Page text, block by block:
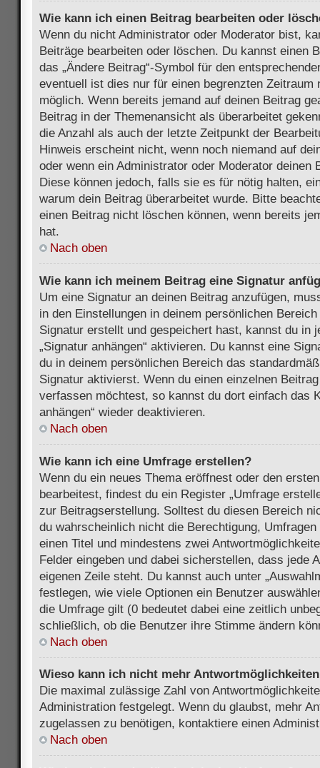
Wie kann ich einen Beitrag bearbeiten oder
Wenn du nicht Administrator oder Moderator bist,
Beiträge bearbeiten oder löschen. Du kannst einen
das „Ändere Beitrag“-Symbol für den
eventuell ist dies nur für einen begrenzten Zeitraum
möglich. Wenn bereits jemand auf deinen Beitrag
Beitrag in der Themenansicht als überarbeitet
die Anzahl als auch der letzte Zeitpunkt der
Hinweis erscheint nicht, wenn noch niemand auf
oder wenn ein Administrator oder Moderator deinen
Diese können jedoch, falls sie es für nötig halten,
warum dein Beitrag überarbeitet wurde. Bitte
einen Beitrag nicht löschen können, wenn bereits
hat.
Nach oben
Wie kann ich meinem Beitrag eine Signatur
Um eine Signatur an deinen Beitrag anzufügen,
in den Einstellungen in deinem persönlichen
Signatur erstellt und gespeichert hast, kannst du in
„Signatur anhängen“ aktivieren. Du kannst eine
du in deinem persönlichen Bereich das
Signatur aktivierst. Wenn du einen einzelnen
verfassen möchtest, so kannst du dort einfach das
anhängen“ wieder deaktivieren.
Nach oben
Wie kann ich eine Umfrage erstellen?
Wenn du ein neues Thema eröffnest oder den
bearbeitest, findest du ein Register „Umfrage
zur Beitragserstellung. Solltest du diesen Bereich
du wahrscheinlich nicht die Berechtigung,
einen Titel und mindestens zwei
Felder eingeben und dabei sicherstellen, dass jede
eigenen Zeile steht. Du kannst auch unter
festlegen, wie viele Optionen ein Benutzer
die Umfrage gilt (0 bedeutet dabei eine zeitlich
schließlich, ob die Benutzer ihre Stimme ändern
Nach oben
Wieso kann ich nicht mehr
Die maximal zulässige Zahl von
Administration festgelegt. Wenn du glaubst, mehr
zugelassen zu benötigen, kontaktiere einen
Nach oben